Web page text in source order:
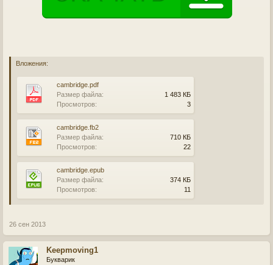
Вложения:
cambridge.pdf
Размер файла:
1 483 КБ
Просмотров:
3
cambridge.fb2
Размер файла:
710 КБ
Просмотров:
22
cambridge.epub
Размер файла:
374 КБ
Просмотров:
11
26 сен 2013
Keepmoving1
Букварик